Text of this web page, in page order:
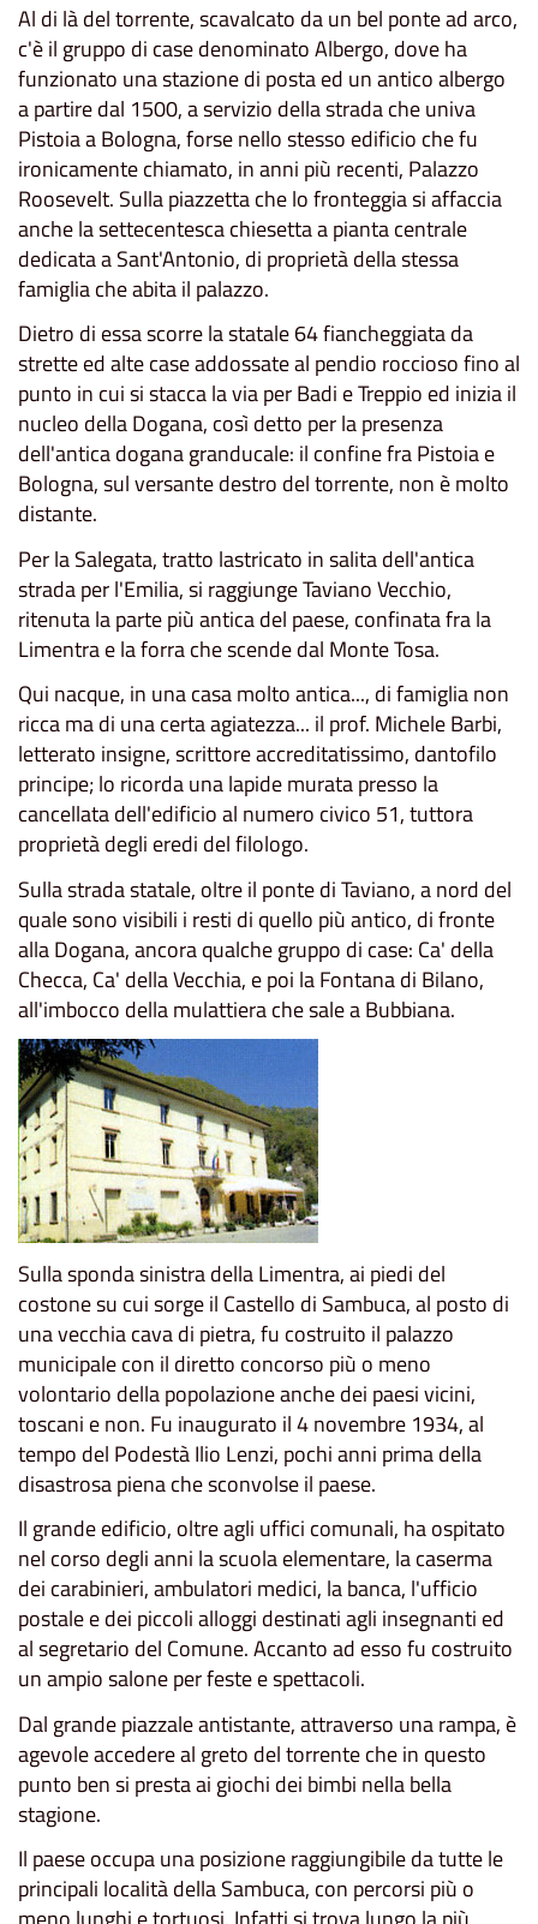
Al di là del torrente, scavalcato da un bel ponte ad arco,
c'è il gruppo di case denominato Albergo, dove ha
funzionato una stazione di posta ed un antico albergo
a partire dal 1500, a servizio della strada che univa
Pistoia a Bologna, forse nello stesso edificio che fu
ironicamente chiamato, in anni più recenti, Palazzo
Roosevelt. Sulla piazzetta che lo fronteggia si affaccia
anche la settecentesca chiesetta a pianta centrale
dedicata a Sant'Antonio, di proprietà della stessa
famiglia che abita il palazzo.
Dietro di essa scorre la statale 64 fiancheggiata da
strette ed alte case addossate al pendio roccioso fino al
punto in cui si stacca la via per Badi e Treppio ed inizia il
nucleo della Dogana, così detto per la presenza
dell'antica dogana granducale: il confine fra Pistoia e
Bologna, sul versante destro del torrente, non è molto
distante.
Per la Salegata, tratto lastricato in salita dell'antica
strada per l'Emilia, si raggiunge Taviano Vecchio,
ritenuta la parte più antica del paese, confinata fra la
Limentra e la forra che scende dal Monte Tosa.
Qui nacque, in una casa molto antica..., di famiglia non
ricca ma di una certa agiatezza... il prof. Michele Barbi,
letterato insigne, scrittore accreditatissimo, dantofilo
principe; lo ricorda una lapide murata presso la
cancellata dell'edificio al numero civico 51, tuttora
proprietà degli eredi del filologo.
Sulla strada statale, oltre il ponte di Taviano, a nord del
quale sono visibili i resti di quello più antico, di fronte
alla Dogana, ancora qualche gruppo di case: Ca' della
Checca, Ca' della Vecchia, e poi la Fontana di Bilano,
all'imbocco della mulattiera che sale a Bubbiana.
Sulla sponda sinistra della Limentra, ai piedi del
costone su cui sorge il Castello di Sambuca, al posto di
una vecchia cava di pietra, fu costruito il palazzo
municipale con il diretto concorso più o meno
volontario della popolazione anche dei paesi vicini,
toscani e non. Fu inaugurato il 4 novembre 1934, al
tempo del Podestà Ilio Lenzi, pochi anni prima della
disastrosa piena che sconvolse il paese.
Il grande edificio, oltre agli uffici comunali, ha ospitato
nel corso degli anni la scuola elementare, la caserma
dei carabinieri, ambulatori medici, la banca, l'ufficio
postale e dei piccoli alloggi destinati agli insegnanti ed
al segretario del Comune. Accanto ad esso fu costruito
un ampio salone per feste e spettacoli.
Dal grande piazzale antistante, attraverso una rampa, è
agevole accedere al greto del torrente che in questo
punto ben si presta ai giochi dei bimbi nella bella
stagione.
Il paese occupa una posizione raggiungibile da tutte le
principali località della Sambuca, con percorsi più o